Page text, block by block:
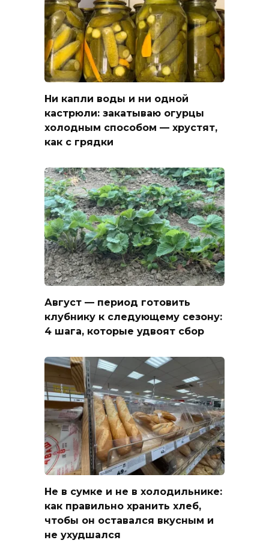
Ни капли воды и ни одной
кастрюли: закатываю огурцы
холодным способом — хрустят,
как с грядки
Август — период готовить
клубнику к следующему сезону:
4 шага, которые удвоят сбор
Не в сумке и не в холодильнике:
как правильно хранить хлеб,
чтобы он оставался вкусным и
не ухудшался